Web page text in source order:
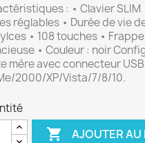
: • Clavier SLIM
réglables • Durée de vie
• 108 touches •
• Couleur : noir
mère avec connecteur
2000/XP/Vista/7/8/10.
 AJOUTER AU